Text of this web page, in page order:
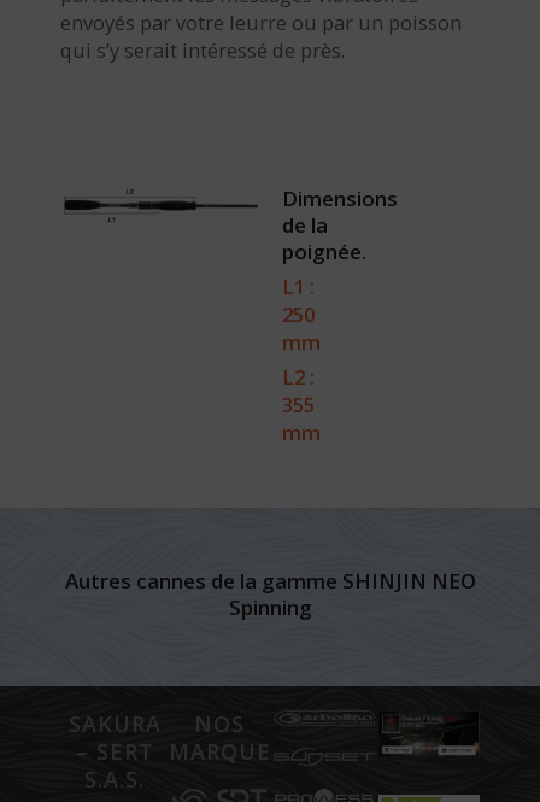
envoyés par votre leurre ou par un poisson
qui s’y serait intéressé de près.
Dimensions
de la
poignée.
L1 :
250
mm
L2 :
355
mm
Autres cannes de la gamme SHINJIN NEO
Spinning
SAKURA
– SERT
S.A.S.
NOS
MARQUES